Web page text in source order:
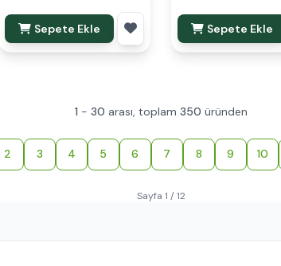
Sepete Ekle Sepete Ekle
1 - 30 arası, toplam 350 üründen
2 3 4 5 6 7 8 9 10
Sayfa 1 / 12